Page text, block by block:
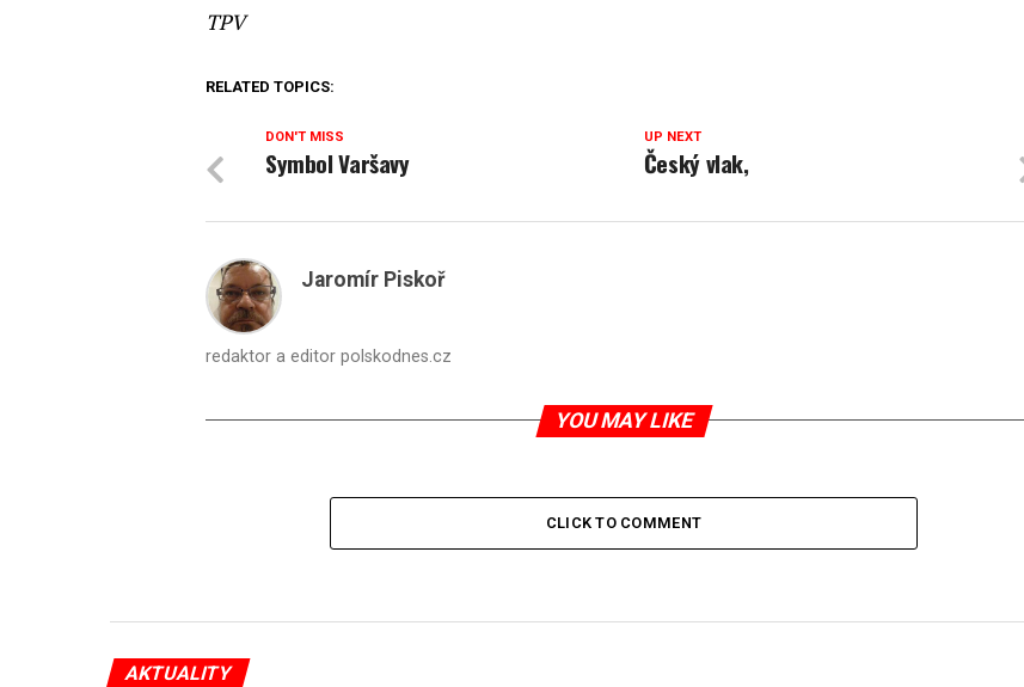
TPV
RELATED TOPICS:
UP NEXT
Český vlak,
DON'T MISS
Symbol Varšavy
Jaromír Piskoř
redaktor a editor polskodnes.cz
YOU MAY LIKE
CLICK TO COMMENT
AKTUALITY